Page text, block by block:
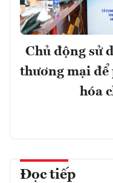
Chủ động sử
thương mại để
hóa
Đọc tiếp